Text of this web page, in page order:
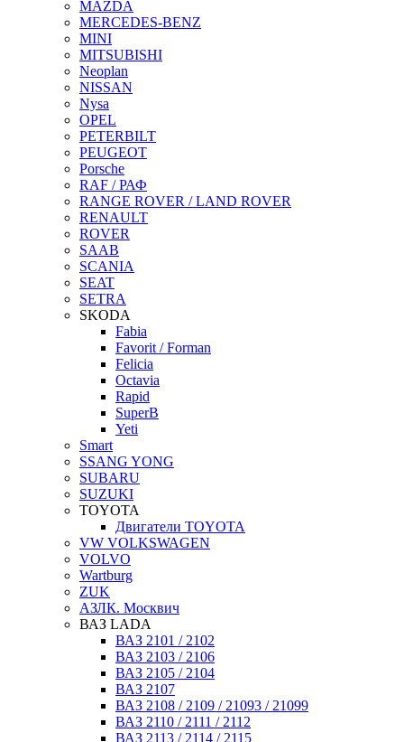
MAZDA
MERCEDES-BENZ
MINI
MITSUBISHI
Neoplan
NISSAN
Nysa
OPEL
PETERBILT
PEUGEOT
Porsche
RAF / РАФ
RANGE ROVER / LAND ROVER
RENAULT
ROVER
SAAB
SCANIA
SEAT
SETRA
SKODA
Fabia
Favorit / Forman
Felicia
Octavia
Rapid
SuperB
Yeti
Smart
SSANG YONG
SUBARU
SUZUKI
TOYOTA
Двигатели TOYOTA
VW VOLKSWAGEN
VOLVO
Wartburg
ZUK
АЗЛК. Москвич
ВАЗ LADA
ВАЗ 2101 / 2102
ВАЗ 2103 / 2106
ВАЗ 2105 / 2104
ВАЗ 2107
ВАЗ 2108 / 2109 / 21093 / 21099
ВАЗ 2110 / 2111 / 2112
ВАЗ 2113 / 2114 / 2115